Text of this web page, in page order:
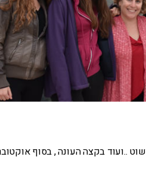
6 ועד גיל 17.5 הוא לא דבר פשוט ..ועוד בקצה העונה , בסוף